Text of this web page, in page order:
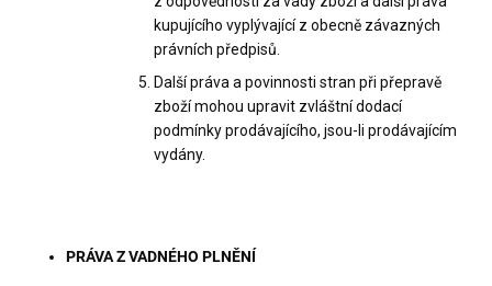
kupujícího vyplývající z obecně závazných
právních předpisů.
Další práva a povinnosti stran při přepravě
zboží mohou upravit zvláštní dodací
podmínky prodávajícího, jsou-li prodávajícím
vydány.
PRÁVA Z VADNÉHO PLNĚNÍ